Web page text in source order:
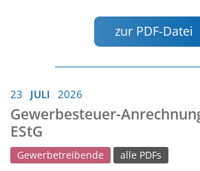
zur PDF-Datei
23 JULI 2026
Gewerbesteuer-
EStG
Gewerbetreibende alle PDFs